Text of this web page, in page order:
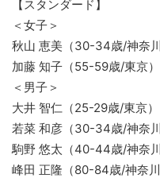
【スタンダード】
＜女子＞
秋山 恵美（30-34歳/神奈川
加藤 知子（55-59歳/東京）
＜男子＞
大井 智仁（25-29歳/東京）
若菜 和彦（30-34歳/神奈川
駒野 悠太（40-44歳/神奈川
峰田 正隆（80-84歳/神奈川